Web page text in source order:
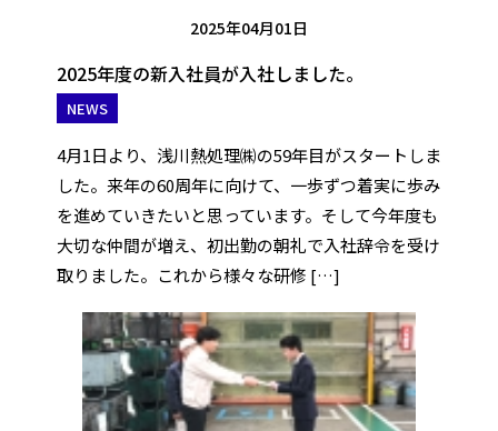
2025年04月01日
2025年度の新入社員が入社しました。
NEWS
4月1日より、浅川熱処理㈱の59年目がスタートしま
した。来年の60周年に向けて、一歩ずつ着実に歩み
を進めていきたいと思っています。そして今年度も
大切な仲間が増え、初出勤の朝礼で入社辞令を受け
取りました。これから様々な研修 […]